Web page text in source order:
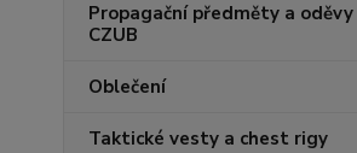
Propagační předměty a oděvy
CZUB
Oblečení
Taktické vesty a chest rigy